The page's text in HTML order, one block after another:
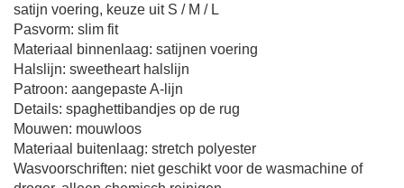
satijn voering, keuze uit S / M / L
Pasvorm: slim fit
Materiaal binnenlaag: satijnen voering
Halslijn: sweetheart halslijn
Patroon: aangepaste A-lijn
Details: spaghettibandjes op de rug
Mouwen: mouwloos
Materiaal buitenlaag: stretch polyester
Wasvoorschriften: niet geschikt voor de wasmachine of